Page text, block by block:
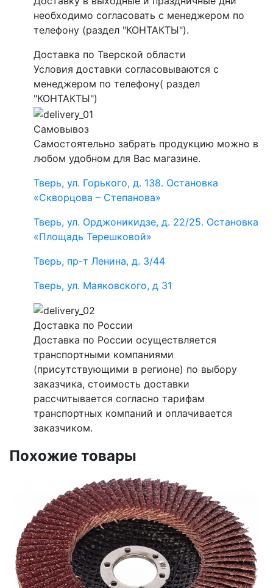
необходимо согласовать с менеджером по
телефону (раздел "КОНТАКТЫ").
Доставка по Тверской области
Условия доставки согласовываются с
менеджером по телефону( раздел
"КОНТАКТЫ")
Самовывоз
Самостоятельно забрать продукцию можно в
любом удобном для Вас магазине.
Тверь, ул. Горького, д. 138. Остановка
«Скворцова – Степанова»
Тверь, ул. Орджоникидзе, д. 22/25. Остановка
«Площадь Терешковой»
Тверь, пр-т Ленина, д. 3/44
Тверь, ул. Маяковского, д 31
Доставка по России
Доставка по России осуществляется
транспортными компаниями
(присутствующими в регионе) по выбору
заказчика, стоимость доставки
рассчитывается согласно тарифам
транспортных компаний и оплачивается
заказчиком.
Похожие товары